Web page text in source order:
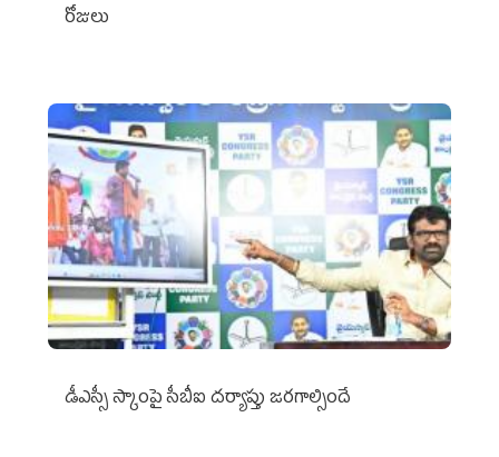
రోజులు
డీఎస్సీ స్కాంపై సీబీఐ దర్యాప్తు జరగాల్సిందే